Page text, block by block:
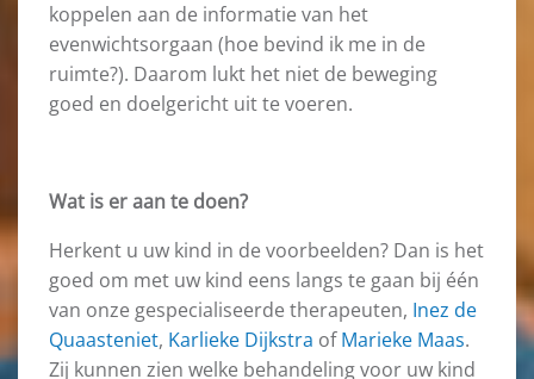
koppelen aan de informatie van het
evenwichtsorgaan (hoe bevind ik me in de
ruimte?). Daarom lukt het niet de beweging
goed en doelgericht uit te voeren.
Wat is er aan te doen?
Herkent u uw kind in de voorbeelden? Dan is het
goed om met uw kind eens langs te gaan bij één
van onze gespecialiseerde therapeuten, Inez de
Quaasteniet, Karlieke Dijkstra ofMarieke Maas.
Zij kunnen zien welke behandeling voor uw kind